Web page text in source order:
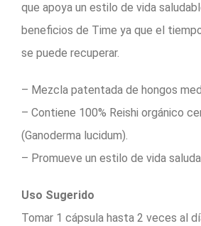
que apoya un estilo de vida
beneficios de Time ya que el
se puede recuperar.
– Mezcla patentada de hongos
– Contiene 100% Reishi orgánico
(Ganoderma lucidum).
– Promueve un estilo de vida
Uso Sugerido
Tomar 1 cápsula hasta 2 veces al